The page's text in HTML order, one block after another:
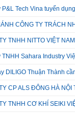
P&L Tech Vina tuyển dụng
CÔNG TY TRÁCH
TNHH NITTO VIỆT
TNHH Sahara Industry
DILIGO Thuận Thành
CP ALS ĐÔNG HÀ
TNHH CƠ KHÍ SEIKI